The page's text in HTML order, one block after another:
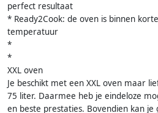
perfect resultaat
* Ready2Cook: de oven is binnen
temperatuur
*
*
XXL oven
Je beschikt met een XXL oven maar
75 liter. Daarmee heb je eindeloze
en beste prestaties. Bovendien kan je